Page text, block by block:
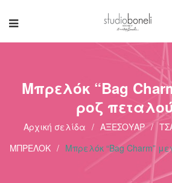
Μπρελόκ “Bag
ροζ
Αρχική σελίδα / ΑΞΕΣΟΥΑΡ /
ΜΠΡΕΛΟΚ / Μπρελόκ “Bag Charm”